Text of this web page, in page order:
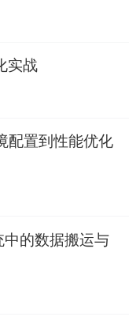
实战
配置到性能优化
的数据搬运与